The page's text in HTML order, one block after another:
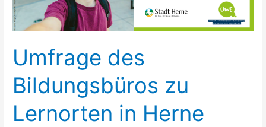
Umfrage des
Bildungsbüros zu
Lernorten in Herne